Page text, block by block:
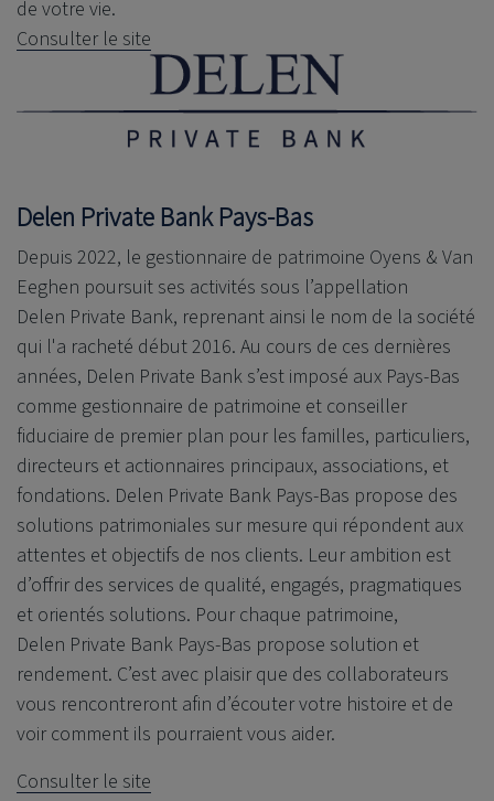
de votre vie.
Consulter le site
Delen Private BankPays-Bas
Depuis 2022, le gestionnaire de patrimoine Oyens & Van
Eeghen poursuit ses activités sous l’appellation
Delen Private Bank, reprenant ainsi le nom de la société
qui l'a racheté début 2016. Au cours de ces dernières
années, Delen Private Bank s’est imposé aux Pays-Bas
comme gestionnaire de patrimoine et conseiller
fiduciaire de premier plan pour les familles, particuliers,
directeurs et actionnaires principaux, associations, et
fondations. Delen Private Bank Pays-Bas propose des
solutions patrimoniales sur mesure qui répondent aux
attentes et objectifs de nos clients. Leur ambition est
d’offrir des services de qualité, engagés, pragmatiques
et orientés solutions. Pour chaque patrimoine,
Delen Private Bank Pays-Bas propose solution et
rendement. C’est avec plaisir que des collaborateurs
vous rencontreront afin d’écouter votre histoire et de
voir comment ils pourraient vous aider.
Consulter le site